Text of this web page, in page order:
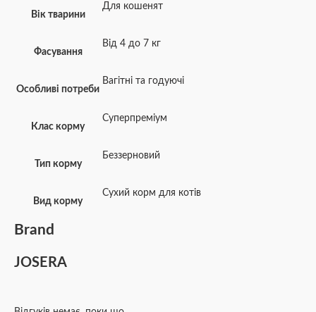
Вік тварини
Для кошенят
Фасування
Від 4 до 7 кг
Особливі потреби
Вагітні та годуючі
Клас корму
Суперпреміум
Тип корму
Беззерновий
Вид корму
Сухий корм для котів
Brand
JOSERA